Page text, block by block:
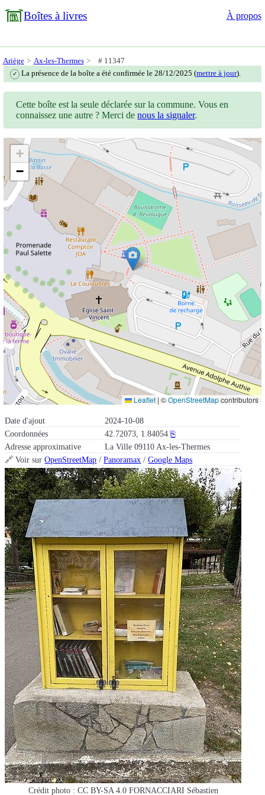
Boîtes à livres À propos
Ariège Ax-les-Thermes # 11347
✓ La présence de la boîte a été confirmée le 28/12/2025 (mettre à jour).
Date d'ajout
2024-10-08
Coordonnées
42.72073, 1.84054 ⎘
Adresse approximative
La Ville 09110 Ax-les-Thermes
🔗 Voir surOpenStreetMap /Panoramax /Google Maps
Crédit photo : CC BY-SA 4.0 FORNACCIARI Sébastien
Cette boîte est la seule déclarée sur la commune. Vous en
connaissez une autre ? Merci denous la signaler.
+
−
Leaflet | ©OpenStreetMapcontributors